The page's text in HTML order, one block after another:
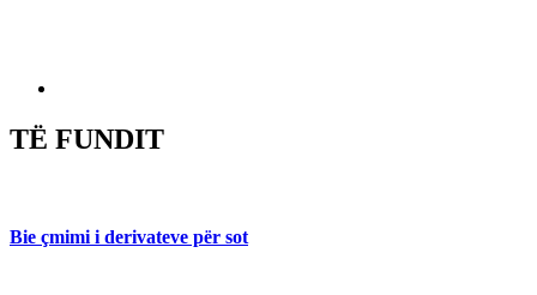
TË FUNDIT
Bie çmimi i derivateve për sot